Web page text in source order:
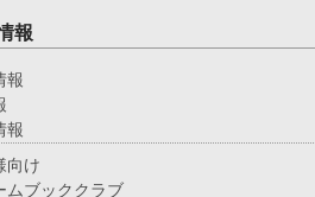
報
報
報
向け
ムブッククラブ